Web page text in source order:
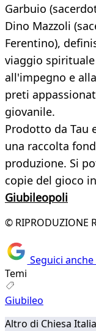
Garbuio
Dino Mazzoli
Ferentino),
viaggio
all'impegno e
preti
giovanile.
Prodotto da Tau
una raccolta
produzione. Si
copie del gioco
Giubileopoli
© RIPRODUZIONE
Seguici
Temi
Giubileo
Altro di Chiesa